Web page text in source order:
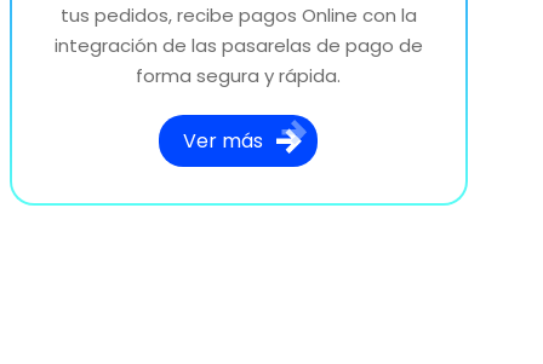
tus pedidos, recibe pagos Online con la
integración de las pasarelas de pago de
forma segura y rápida.
Ver más